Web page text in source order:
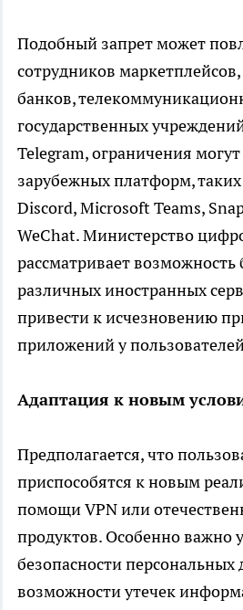
Подобный запрет может
сотрудников
банков,
государственных
Telegram, ограничения
зарубежных платформ,
Discord, Microsoft Teams,
WeChat. Министерство
рассматривает
различных иностранных
привести к исчезновению
приложений у
Адаптация к новым
Предполагается, что
приспособятся к новым
помощи VPN или
продуктов. Особенно важно
безопасности
возможности утечек